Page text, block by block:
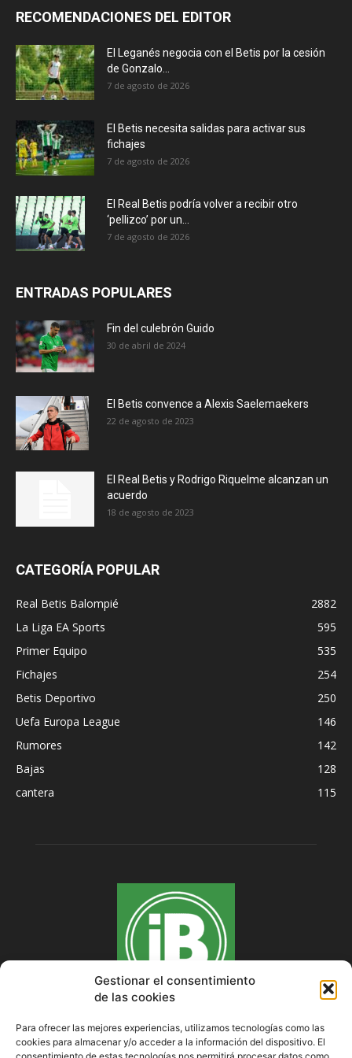
Gestionar el consentimiento
de las cookies
Para ofrecer las mejores experiencias, utilizamos tecnologías como las
cookies para almacenar y/o acceder a la información del dispositivo. El
RECOMENDACIONES DEL EDITOR
El Leganés negocia con el Betis por la cesión
de Gonzalo...
7 de agosto de 2026
El Betis necesita salidas para activar sus
fichajes
7 de agosto de 2026
El Real Betis podría volver a recibir otro
‘pellizco’ por un...
7 de agosto de 2026
ENTRADAS POPULARES
Fin del culebrón Guido
30 de abril de 2024
El Betis convence a Alexis Saelemaekers
22 de agosto de 2023
El Real Betis y Rodrigo Riquelme alcanzan un
acuerdo
18 de agosto de 2023
CATEGORÍA POPULAR
Real Betis Balompié
2882
La Liga EA Sports
595
Primer Equipo
535
Fichajes
254
Betis Deportivo
250
Uefa Europa League
146
Rumores
142
Bajas
128
cantera
115